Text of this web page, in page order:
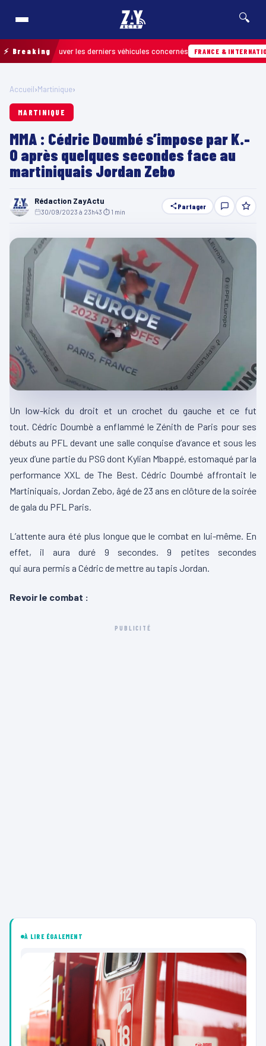
🔍
⚡ Breaking
retrouver les derniers véhicules concernés FRANCE & INTERNATIONALE
Accueil›Martinique›
MARTINIQUE
MMA : Cédric Doumbé s’impose par K.-
O après quelques secondes face au
martiniquais Jordan Zebo
Rédaction ZayActu
30/09/2023 à 23h43 ⏱ 1 min
Partager
Un low-kick du droit et un crochet du gauche et ce fut
tout. Cédric Doumbèa enflammé le Zénith de Paris pour ses
débuts au PFL devant une salle conquise d’avance et sous les
yeux d’une partie du PSG dont Kylian Mbappé, estomaqué par la
performance XXL de The Best Cédric Doumbé affrontait le
Martiniquais, Jordan Zebo, âgé de 23 ans en clôture de la soirée
de gala du PFL Paris.
L’attente aura été plus longue que le combat en lui-même. En
effet, il aura duré 9 secondes.
9 petites secondes
qui aura permis a Cédric de mettre au tapis Jordan.
Revoir le combat :
PUBLICITÉ
À LIRE ÉGALEMENT